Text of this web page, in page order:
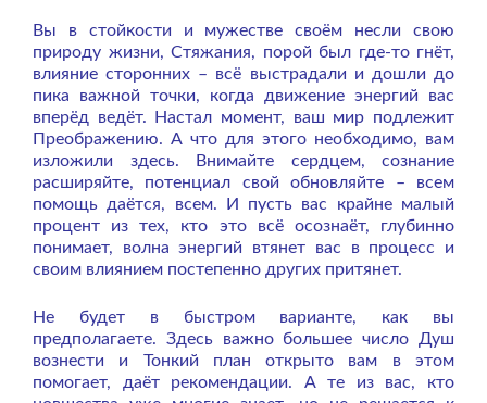
Вы в стойкости и мужестве своём несли свою
природу жизни, Стяжания, порой был где-то гнёт,
влияние сторонних – всё выстрадали и дошли до
пика важной точки, когда движение энергий вас
вперёд ведёт. Настал момент, ваш мир подлежит
Преображению. А что для этого необходимо, вам
изложили здесь. Внимайте сердцем, сознание
расширяйте, потенциал свой обновляйте – всем
помощь даётся, всем. И пусть вас крайне малый
процент из тех, кто это всё осознаёт, глубинно
понимает, волна энергий втянет вас в процесс и
своим влиянием постепенно других притянет.
Не будет в быстром варианте, как вы
предполагаете. Здесь важно большее число Душ
вознести и Тонкий план открыто вам в этом
помогает, даёт рекомендации. А те из вас, кто